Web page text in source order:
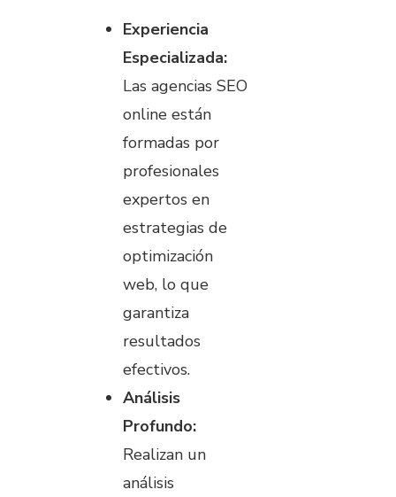
Experiencia
Especializada:
Las agencias SEO
online están
formadas por
profesionales
expertos en
estrategias de
optimización
web, lo que
garantiza
resultados
efectivos.
Análisis
Profundo:
Realizan un
análisis